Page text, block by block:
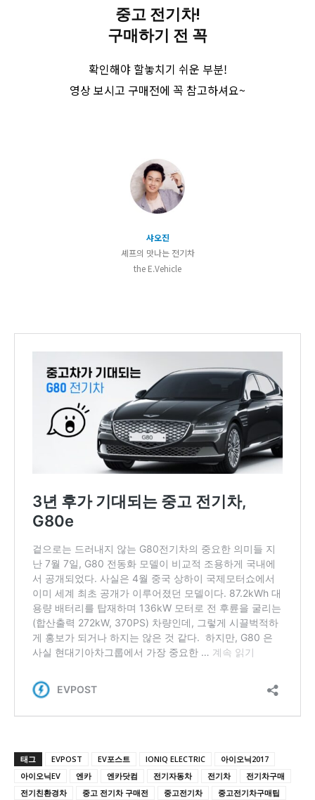
중고 전기차!
구매하기 전 꼭
확인해야 할놓치기 쉬운 부분!
영상 보시고 구매전에 꼭 참고하셔요~
샤오진
셰프의 맛나는 전기차
the E.Vehicle
태그 EVPOST EV포스트 IONIQ ELECTRIC
아이오닉2017
아이오닉EV
엔카 엔카닷컴 전기자동차 전기차
전기차구매
전기친환경차
중고 전기차 구매전 중고전기차
중고전기차구매팁